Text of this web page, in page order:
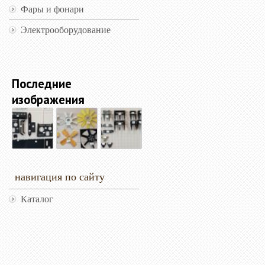
Фары и фонари
Электрооборудование
Последние
изображения
навигация по сайту
Каталог